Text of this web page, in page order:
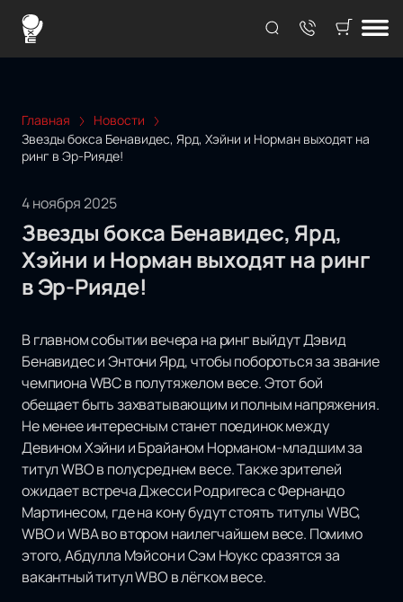
Главная
Новости
Звезды бокса Бенавидес, Ярд, Хэйни и Норман выходят на
ринг в Эр-Рияде!
4 ноября 2025
Звезды бокса Бенавидес, Ярд,
Хэйни и Норман выходят на ринг
в Эр-Рияде!
В главном событии вечера на ринг выйдут Дэвид
Бенавидес и Энтони Ярд, чтобы побороться за звание
чемпиона WBC в полутяжелом весе. Этот бой
обещает быть захватывающим и полным напряжения.
Не менее интересным станет поединок между
Девином Хэйни и Брайаном Норманом-младшим за
титул WBO в полусреднем весе. Также зрителей
ожидает встреча Джесси Родригеса с Фернандо
Мартинесом, где на кону будут стоять титулы WBC,
WBO и WBA во втором наилегчайшем весе. Помимо
этого, Абдулла Мэйсон и Сэм Ноукс сразятся за
вакантный титул WBO в лёгком весе.